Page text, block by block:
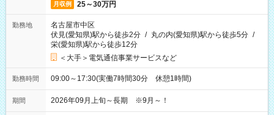
月収例 25～30万円
勤務地
名古屋市中区
伏見(愛知県)駅から徒歩2分 / 丸の内(愛知県)駅から徒歩5分 /
栄(愛知県)駅から徒歩12分
＜大手＞電気通信事業サービスなど
勤務時間 09:00～17:30(実働7時間30分 休憩1時間)
期間 2026年09月上旬～長期 ※9月～！